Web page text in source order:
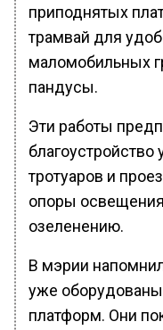
приподнятых
трамвай для
маломобильных
пандусы.
Эти работы
тротуаров и
опоры
озеленению.
В мэрии
уже
платформ. Они